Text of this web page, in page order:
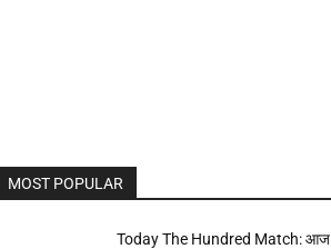
MOST POPULAR
Today The Hundred Match: आज